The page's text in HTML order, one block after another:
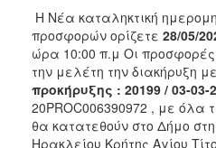
Η Νέα καταληκτική
προσφορών ορίζετε 28/05/
ώρα 10:00 π.μ Οι
την μελέτη την διακήρυξη
προκήρυξης : 20199 / 03-03-
20PROC006390972 , με όλα
θα κατατεθούν στο Δήμο
Ηρακλείου Κρήτης Αγίου